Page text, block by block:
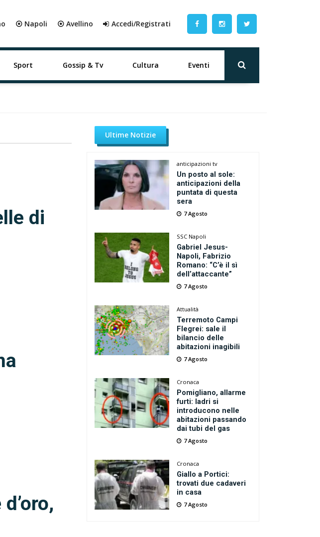
⦿ Napoli ⦿ Avellino Accedi/Registrati
Sport Gossip & Tv Cultura Eventi
di
Ultime Notizie
anticipazioni tv
Un posto al sole:
anticipazioni della
puntata di questa
sera
7 Agosto
SSC Napoli
Gabriel Jesus-
Napoli, Fabrizio
Romano: “C’è il sì
dell’attaccante”
7 Agosto
Attualità
Terremoto Campi
Flegrei: sale il
bilancio delle
abitazioni inagibili
7 Agosto
Cronaca
Pomigliano, allarme
furti: ladri si
introducono nelle
abitazioni passando
dai tubi del gas
7 Agosto
Cronaca
Giallo a Portici:
trovati due cadaveri
in casa
7 Agosto